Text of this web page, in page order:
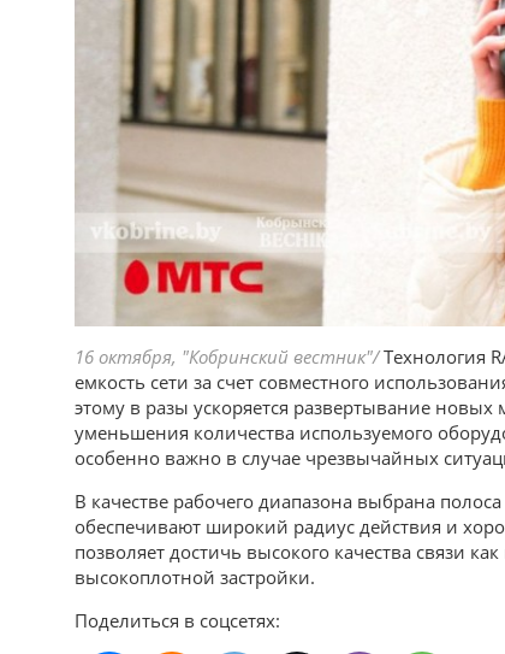
16 октября, "Кобринский вестник"/Технология
емкость сети за счет совместного
этому в разы ускоряется развертывание
уменьшения количества используемого
особенно важно в случае чрезвычайных
В качестве рабочего диапазона выбрана
обеспечивают широкий радиус действия и
позволяет достичь высокого качества связи
высокоплотной застройки.
Поделиться в соцсетях: